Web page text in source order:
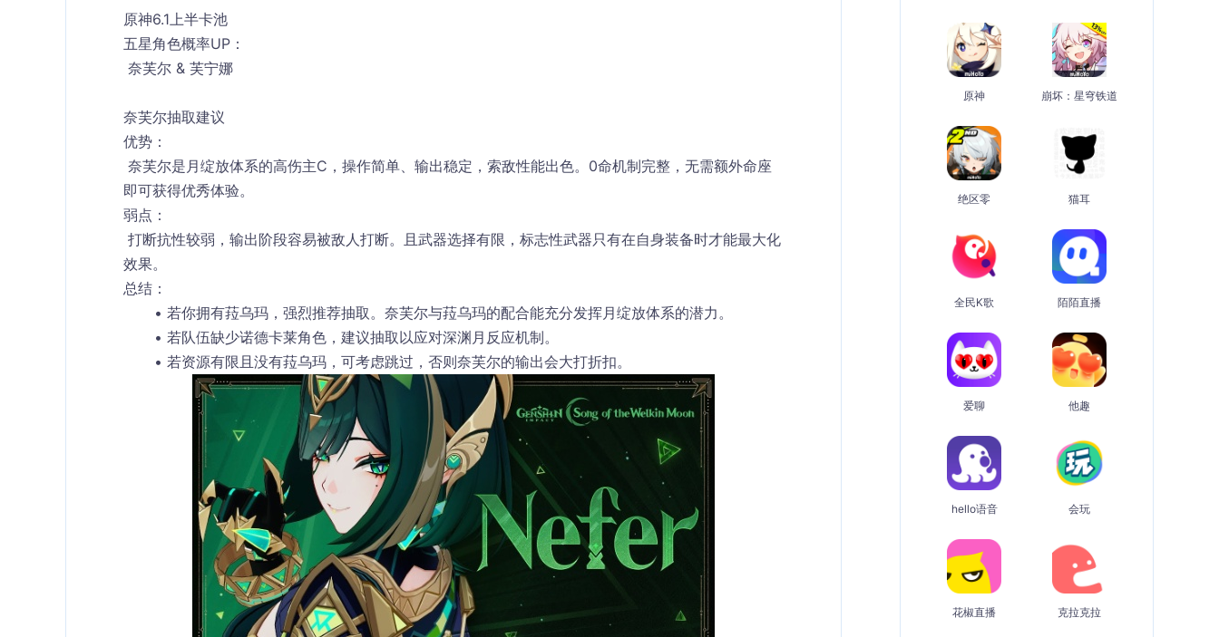
原神6.1上半卡池
五星角色概率UP：
奈芙尔 & 芙宁娜
奈芙尔抽取建议
优势：
即可获得优秀体验。
弱点：
效果。
总结：
若你拥有菈乌玛，强烈推荐抽取。奈芙尔与菈乌玛的配合能充分发挥月绽放体系的潜力。
若队伍缺少诺德卡莱角色，建议抽取以应对深渊月反应机制。
若资源有限且没有菈乌玛，可考虑跳过，否则奈芙尔的输出会大打折扣。
原神 崩坏：星穹铁道
绝区零 猫耳
全民K歌 陌陌直播
爱聊 他趣
hello语音 会玩
花椒直播 克拉克拉